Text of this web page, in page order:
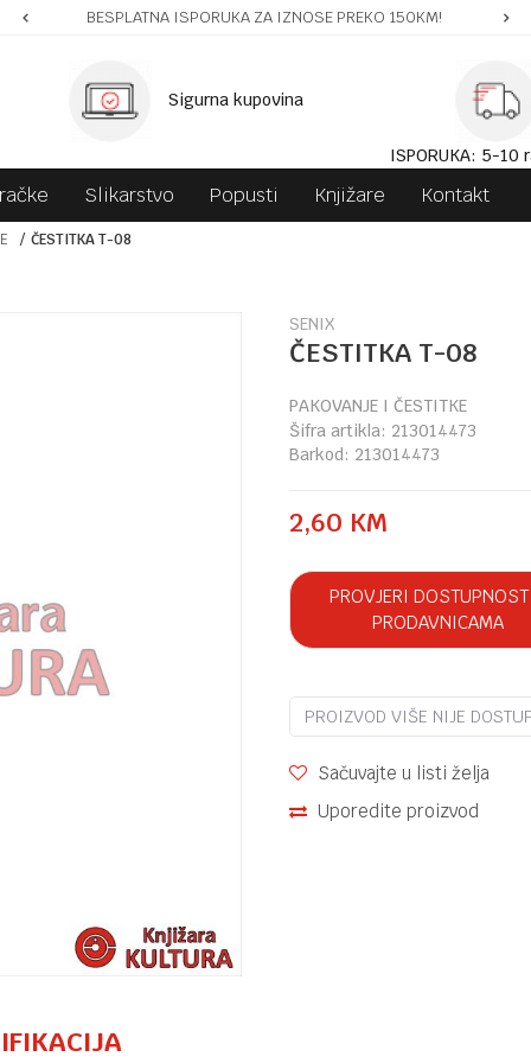
BESPLATNA ISPORUKA ZA IZNOSE PREKO 150KM!
Sigurna kupovina
ISPORUKA: 5-10
Slikarstvo Popusti Knjižare Kontakt
ČESTITKA T-08
SENIX
ČESTITKA T-08
PAKOVANJE I ČESTITKE
Šifra artikla: 213014473
Barkod: 213014473
2,60 KM
PROVJERI
PRODAVNICAMA
PROIZVOD VIŠE NIJE
Sačuvajte u listi želja
Uporedite proizvod